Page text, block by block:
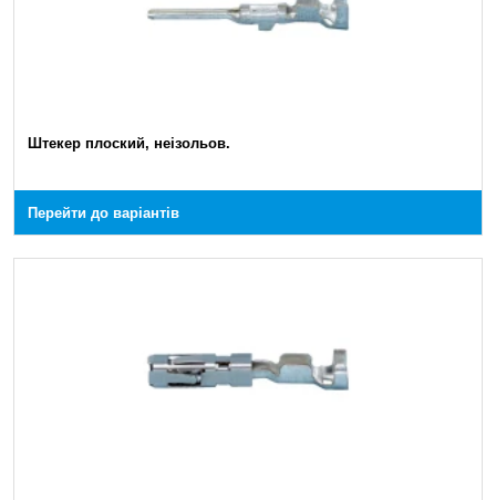
Штекер плоский, неізольов.
Перейти до варіантів